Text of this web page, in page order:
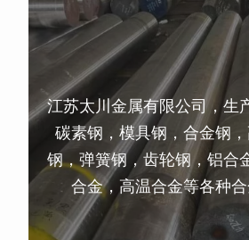
江苏太川金属有限公司，生
碳素钢，模具钢，合金钢
钢，弹簧钢，齿轮钢，铝合
合金，高温合金等各种合